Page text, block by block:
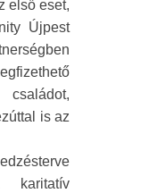
első eset,
Újpest
családot,
is az
karitatív